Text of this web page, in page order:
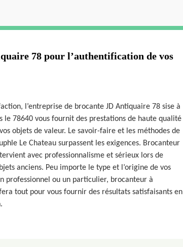
78 pour l’authentification de vos
l’entreprise de brocante JD Antiquaire 78 sise à
le 78640 vous fournit des prestations de haute qualité
objets de valeur. Le savoir-faire et les méthodes de
Le Chateau surpassent les exigences. Brocanteur
avec professionnalisme et sérieux lors de
anciens. Peu importe le type et l’origine de vos
professionnel ou un particulier, brocanteur à
tout pour vous fournir des résultats satisfaisants en